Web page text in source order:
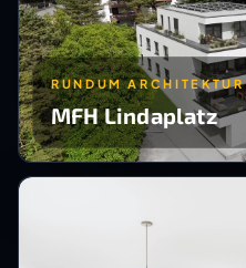
RUNDUM ARCHITEKTUR
MFH Lindaplatz